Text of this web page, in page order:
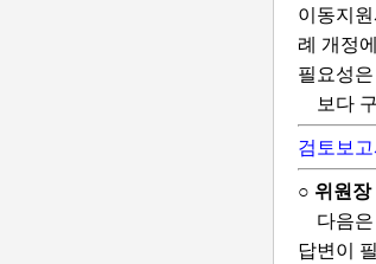
이동지
례 개정
필요성
보다
검토보
○ 위원장
다음
답변이